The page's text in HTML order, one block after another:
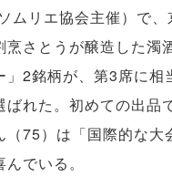
ムリエ協会主催）で、
さとうが醸造した濁
」2銘柄が、第3席に相
ばれた。初めての出品
（75）は「国際的な大
でいる。